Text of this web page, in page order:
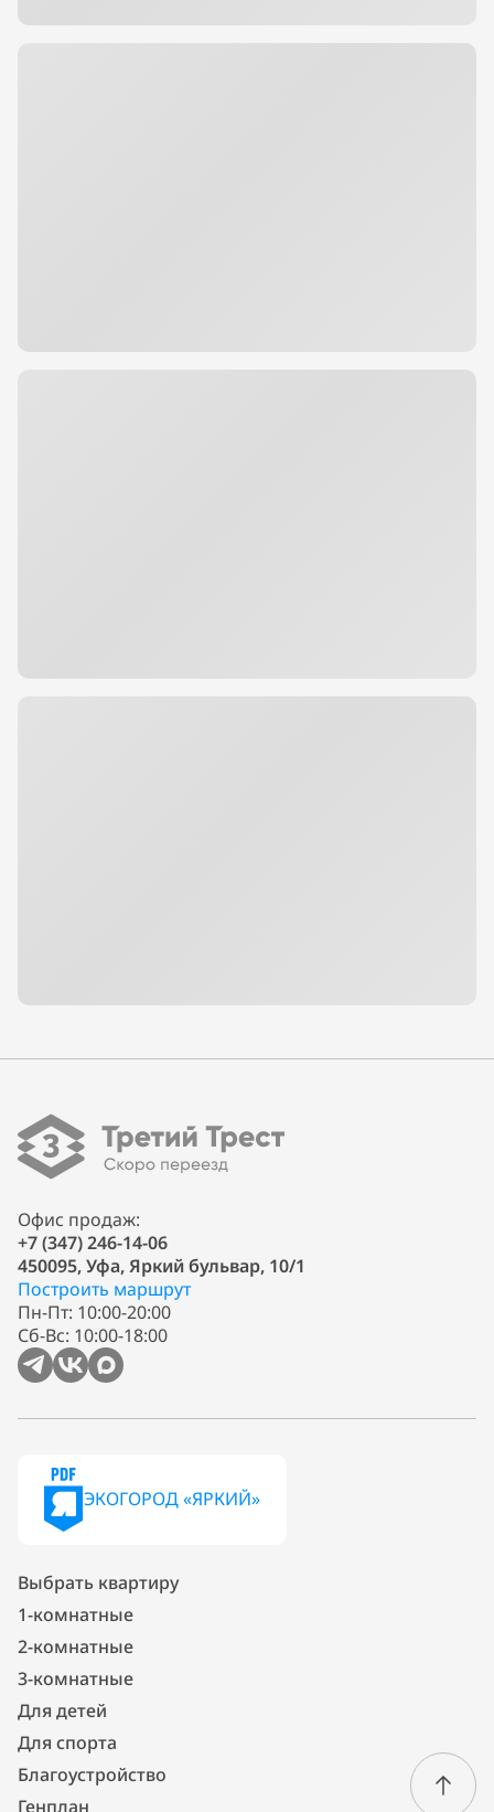
Офис продаж:
+7 (347) 246-14-06
450095, Уфа, Яркий бульвар, 10/1
Построить маршрут
Пн-Пт: 10:00-20:00
Сб-Вс: 10:00-18:00
ЭКОГОРОД «ЯРКИЙ»
Выбрать квартиру
1-комнатные
2-комнатные
3-комнатные
Для детей
Для спорта
Благоустройство
Генплан